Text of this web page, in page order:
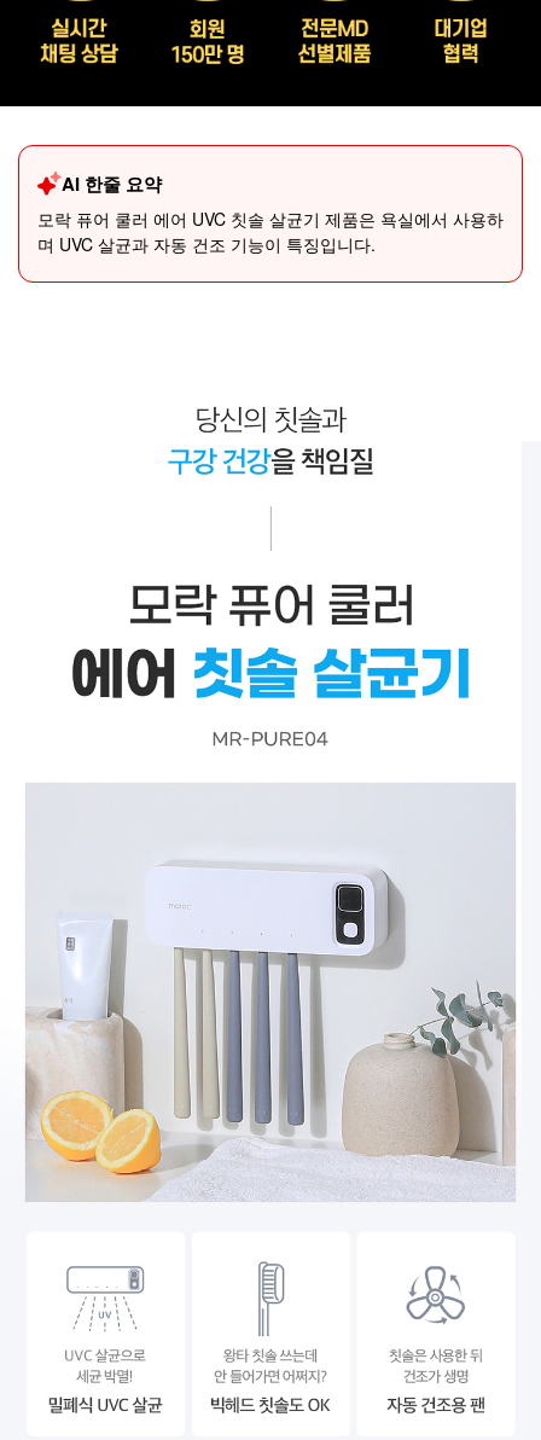
AI 한줄 요약
모락 퓨어 쿨러 에어 UVC 칫솔 살균기 제품은 욕실에서 사용하
며 UVC 살균과 자동 건조 기능이 특징입니다.